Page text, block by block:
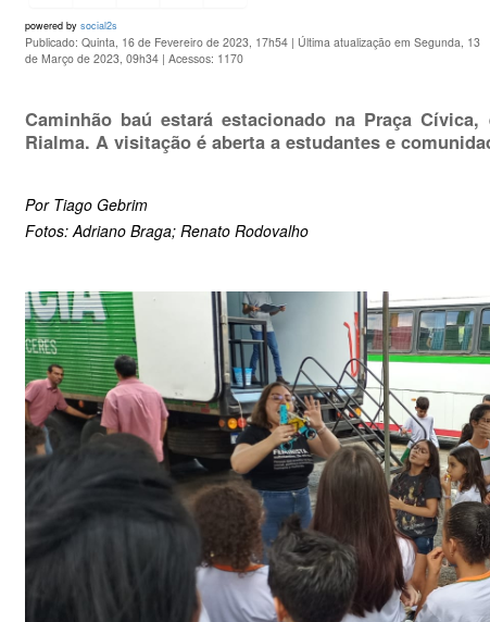
powered by social2s
Publicado: Quinta, 16 de Fevereiro de 2023, 17h54 | Última atualização em Segunda, 13
de Março de 2023, 09h34 | Acessos: 1170
Caminhão baú estará estacionado na Praça
Rialma. A visitação é aberta a estudantes e
Por Tiago Gebrim
Fotos: Adriano Braga; Renato Rodovalho